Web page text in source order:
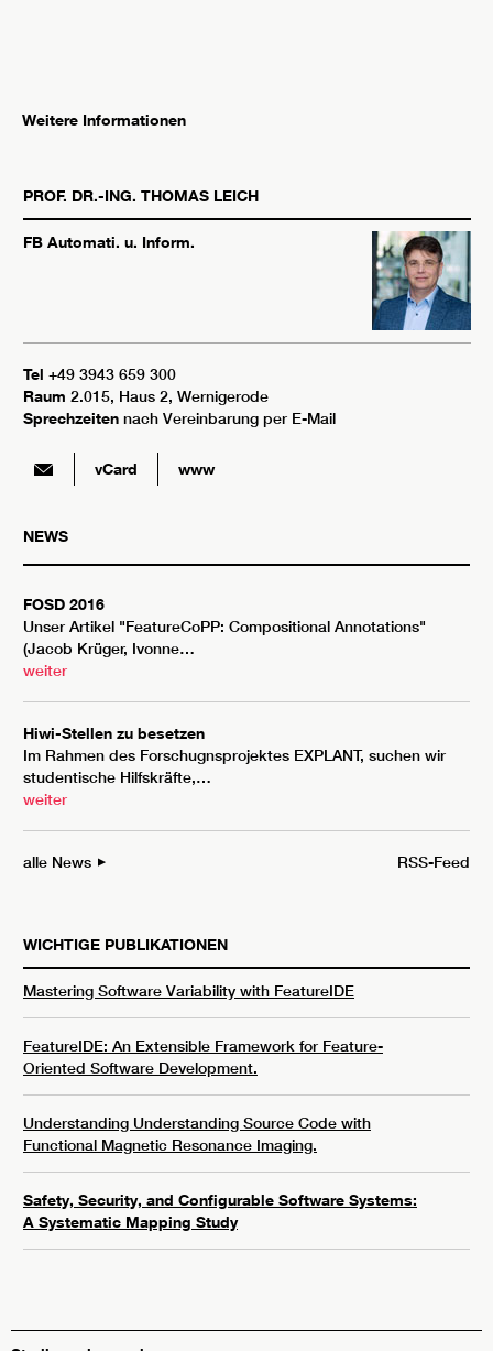
Weitere Informationen
PROF. DR.-ING. THOMAS LEICH
FB Automati. u. Inform.
Tel +49 3943 659 300
Raum 2.015, Haus 2, Wernigerode
Sprechzeiten nach Vereinbarung per E-Mail
vCard www
NEWS
FOSD 2016
Unser Artikel "FeatureCoPP: Compositional Annotations"
(Jacob Krüger, Ivonne…
weiter
Hiwi-Stellen zu besetzen
Im Rahmen des Forschugnsprojektes EXPLANT, suchen wir
studentische Hilfskräfte,…
weiter
alle News RSS-Feed
WICHTIGE PUBLIKATIONEN
Mastering Software Variability with FeatureIDE
FeatureIDE: An Extensible Framework for Feature-
Oriented Software Development.
Understanding Understanding Source Code with
Functional Magnetic Resonance Imaging.
Safety, Security, and Configurable Software Systems:
A Systematic Mapping Study